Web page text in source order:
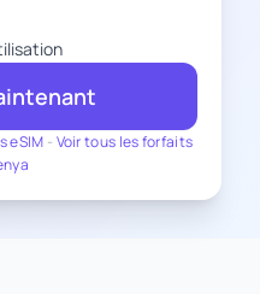
eSIM - Voir tous les forfaits